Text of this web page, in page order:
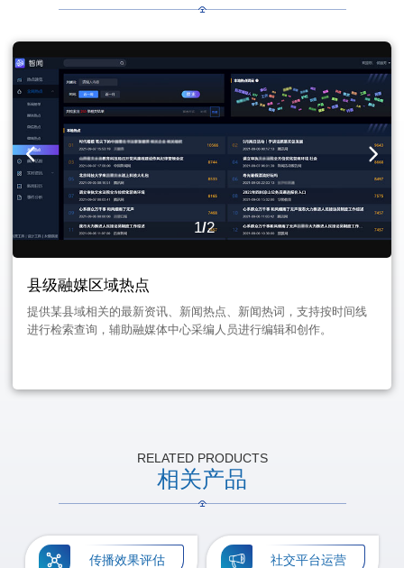
县级融媒区域热点
提供某县域相关的最新资讯、新闻热点、新闻热词，支持按时间线
进行检索查询，辅助融媒体中心采编人员进行编辑和创作。
1/2
RELATED PRODUCTS
相关产品
传播效果评估 社交平台运营